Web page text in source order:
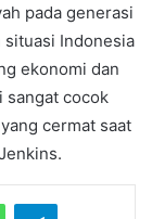
pada generasi
situasi Indonesia
ekonomi dan
sangat cocok
cermat saat
WhatsAppTelegram